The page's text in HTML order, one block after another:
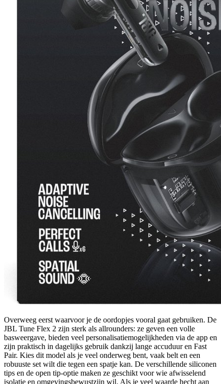
Overweeg eerst waarvoor je de oordopjes vooral gaat gebruiken. De
JBL Tune Flex 2 zijn sterk als allrounders: ze geven een volle
basweergave, bieden veel personalisatiemogelijkheden via de app en
zijn praktisch in dagelijks gebruik dankzij lange accuduur en Fast
Pair. Kies dit model als je veel onderweg bent, vaak belt en een
robuuste set wilt die tegen een spatje kan. De verschillende siliconen
tips en de open tip-optie maken ze geschikt voor wie afwisselend
isolatie en omgevingsbewustzijn wil. Als je veel waarde hecht aan